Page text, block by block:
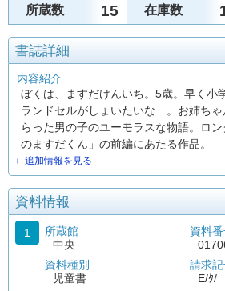
所蔵数 15 在庫数
書誌詳細
内容紹介
ぼくは、ますだけんいち。5歳。早く小
ランドセルがしょいたいな…。お姉ちゃ
らった男の子のユーモラスな物語。ロ
のますだくん」の前編にあたる作品。
＋ 追加情報を見る
資料情報
1
所蔵館
中央
資料種別
児童書
資料
請求
E/ﾀ/